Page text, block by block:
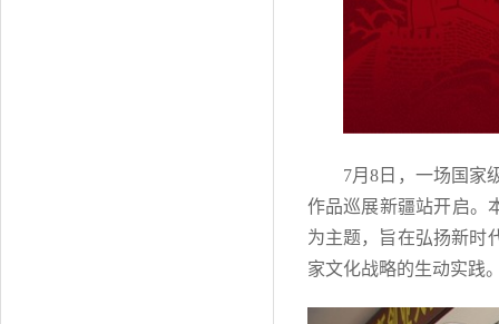
7月8日，一场国家
作品巡展新疆站开启。
为主题，旨在弘扬新时
家文化战略的生动实践